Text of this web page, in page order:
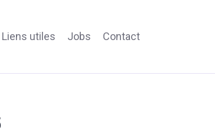
Liens utiles Jobs Contact